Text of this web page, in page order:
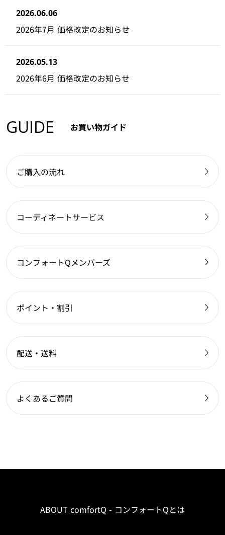
2026.06.06
2026年7月 価格改定のお知らせ
2026.05.13
2026年6月 価格改定のお知らせ
GUIDE お買い物ガイド
ご購入の流れ
コーディネートサービス
コンフォートQメンバーズ
ポイント・割引
配送・送料
よくあるご質問
ABOUT comfortQ - コンフォートQとは